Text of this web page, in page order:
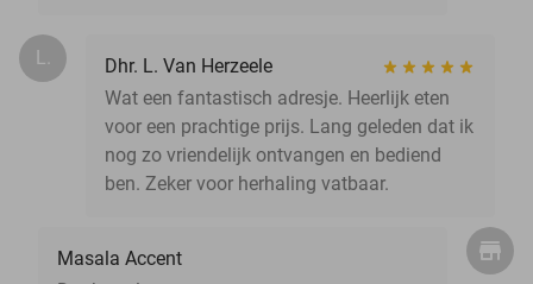
L.
Dhr. L. Van Herzeele
Wat een fantastisch adresje. Heerlijk eten
voor een prachtige prijs. Lang geleden dat ik
nog zo vriendelijk ontvangen en bediend
ben. Zeker voor herhaling vatbaar.
Masala Accent